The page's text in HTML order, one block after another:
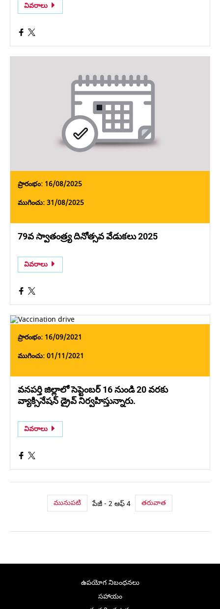
వివరాలు
ప్రారంభం: 16/08/2025
ముగించు: 31/08/2025
79వ స్వాతంత్ర్య దినోత్సవ వేడుకలు 2025
వివరాలు
ప్రారంభం: 16/09/2021
ముగించు: 01/11/2021
వనపర్తి జిల్లాలో సెప్టెంబర్ 16 నుండి 20 వరకు
వ్యాక్సినేషన్ డ్రైవ్ నిర్వహిస్తున్నారు.
వివరాలు
మునుపటి పేజీ - 2 ఆఫ్ 4 తరువాత
ఉపయోగ నిబంధనలు
సహాయం